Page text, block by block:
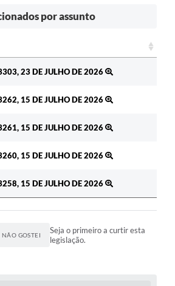
por assunto
23 DE JULHO DE 2026
15 DE JULHO DE 2026
15 DE JULHO DE 2026
15 DE JULHO DE 2026
15 DE JULHO DE 2026
NÃO GOSTEI
Seja o primeiro a curtir esta
legislação.